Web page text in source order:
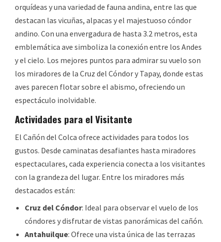
orquídeas y una variedad de fauna andina, entre las que
destacan las vicuñas, alpacas y el majestuoso cóndor
andino. Con una envergadura de hasta 3.2 metros, esta
emblemática ave simboliza la conexión entre los Andes
y el cielo. Los mejores puntos para admirar su vuelo son
los miradores de la Cruz del Cóndor y Tapay, donde estas
aves parecen flotar sobre el abismo, ofreciendo un
espectáculo inolvidable.
Actividades para el Visitante
El Cañón del Colca ofrece actividades para todos los
gustos. Desde caminatas desafiantes hasta miradores
espectaculares, cada experiencia conecta a los visitantes
con la grandeza del lugar. Entre los miradores más
destacados están:
Cruz del Cóndor: Ideal para observar el vuelo de los
cóndores y disfrutar de vistas panorámicas del cañón.
Antahuilque: Ofrece una vista única de las terrazas